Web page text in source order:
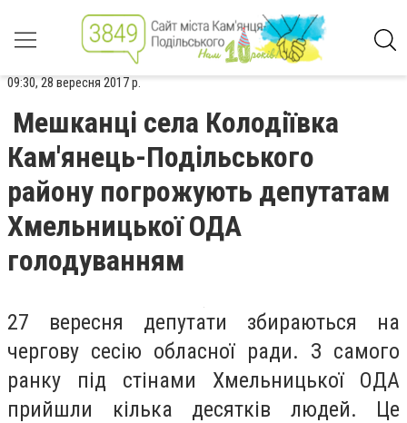
09:30, 28 вересня 2017 р.
Мешканці села Колодіївка
Кам'янець-Подільського
району погрожують депутатам
Хмельницької ОДА
голодуванням
27 вересня депутати збираються на
чергову сесію обласної ради. З самого
ранку під стінами Хмельницької ОДА
прийшли кілька десятків людей. Це